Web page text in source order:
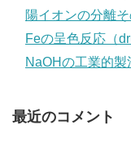
陽イオンの分離
Feの呈色反応（
NaOHの工業的製
最近のコメント